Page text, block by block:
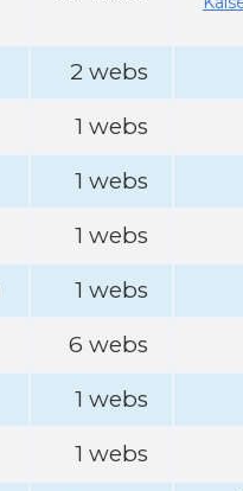
2 webs
1 webs
1 webs
1 webs
1 webs
6 webs
1 webs
1 webs